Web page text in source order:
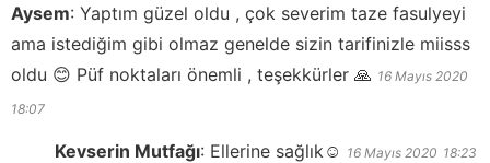
Aysem: Yaptım güzel oldu , çok severim taze fasulyeyi
ama istediğim gibi olmaz genelde sizin tarifinizle miisss
oldu 😊 Püf noktaları önemli , teşekkürler 🙏 16 Mayıs 2020
18:07
Kevserin Mutfağı: Ellerine sağlık☺️ 16 Mayıs 2020 18:23